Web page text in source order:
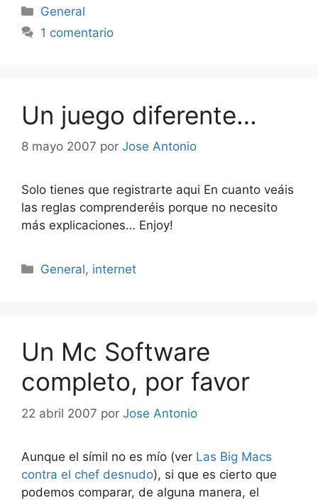
Categorías
General
1 comentario
Un juego diferente…
8 mayo 2007 por Jose Antonio
Solo tienes que registrarte aqui En cuanto veáis
las reglas comprenderéis porque no necesito
más explicaciones… Enjoy!
Categorías
General, internet
Un Mc Software
completo, por favor
22 abril 2007 por Jose Antonio
Aunque el símil no es mío (ver Las Big Macs
contra el chef desnudo), si que es cierto que
podemos comparar, de alguna manera, el